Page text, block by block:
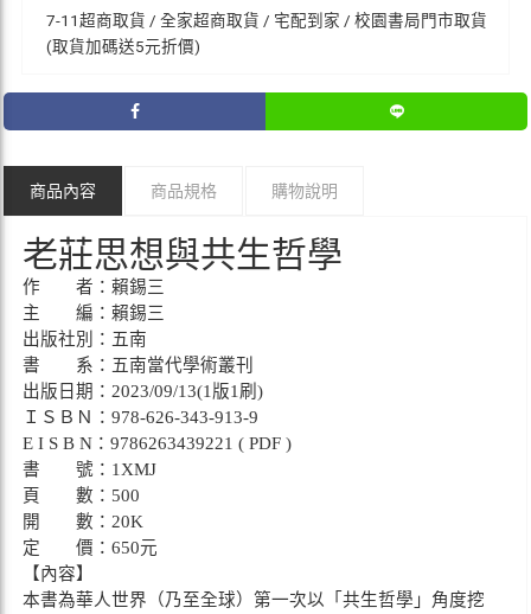
7-11超商取貨 / 全家超商取貨 / 宅配到家 / 校園書局門市取貨
(取貨加碼送5元折價)
商品內容 商品規格 購物說明
老莊思想與共生哲學
作 者：賴錫三
主 編：賴錫三
出版社別：五南
書 系：五南當代學術叢刊
出版日期：2023/09/13(1版1刷)
ＩＳＢＮ：978-626-343-913-9
E I S B N：9786263439221 ( PDF )
書 號：1XMJ
頁 數：500
開 數：20K
定 價：650元
【內容】
本書為華人世界（乃至全球）第一次以「共生哲學」角度挖